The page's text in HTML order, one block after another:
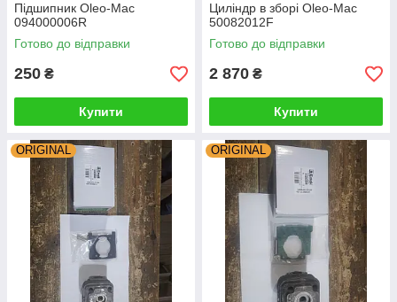
Підшипник Oleo-Mac
094000006R
Готово до відправки
250 ₴
Купити
Циліндр в зборі Oleo-Mac
50082012F
Готово до відправки
2 870 ₴
Купити
ORIGINAL ORIGINAL